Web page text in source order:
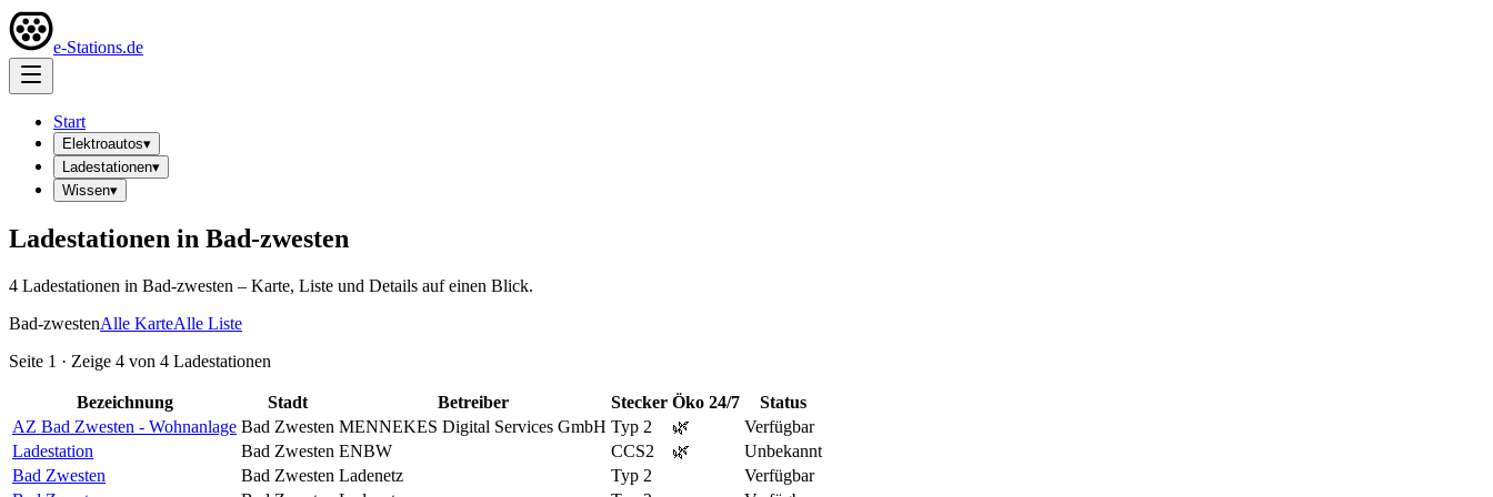
e-Stations.de
Start
Elektroautos▾
Ladestationen▾
Wissen▾
Ladestationen in Bad-zwesten
4 Ladestationen in Bad-zwesten – Karte, Liste und Details auf einen Blick.
Bad-zwestenAlle KarteAlle Liste
Seite 1 · Zeige 4 von 4 Ladestationen
Bezeichnung Stadt Betreiber Stecker Öko 24/7
Status
AZ Bad Zwesten - Wohnanlage Bad Zwesten MENNEKES Digital Services GmbH Typ 2 🌿
Verfügbar
Ladestation
Bad Zwesten ENBW CCS2 🌿
Unbekannt
Bad Zwesten
Bad Zwesten Ladenetz Typ 2
Verfügbar